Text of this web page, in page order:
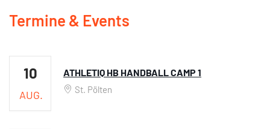
Termine & Events
10
AUG.
ATHLETIQ HB HANDBALL CAMP 1
St. Pölten